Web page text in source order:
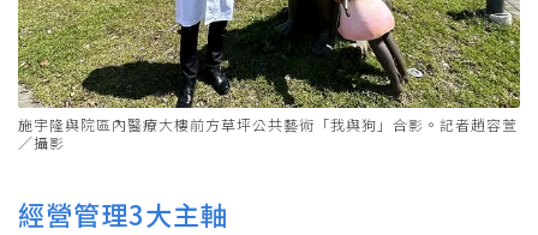
施宇隆與院區內醫療大樓前方草坪公共藝術「我與狗」合影。記者趙容萱
／攝影
經營管理3大主軸